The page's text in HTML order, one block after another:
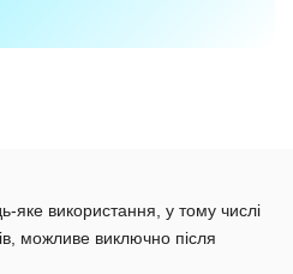
яке використання, у тому числі
можливе виключно після